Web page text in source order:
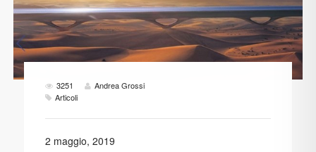
3251
Andrea Grossi
Articoli
2 maggio, 2019